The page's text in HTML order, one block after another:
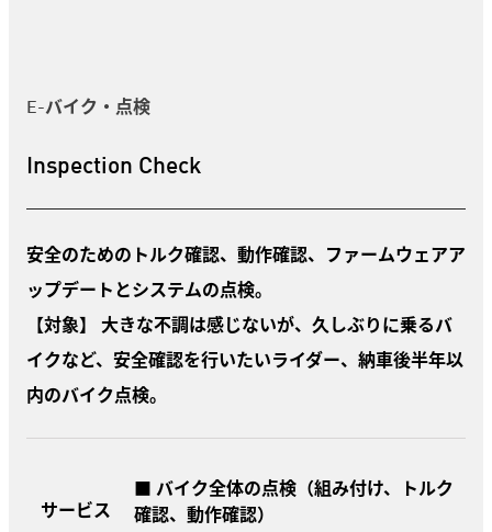
E-バイク・点検
Inspection Check
安全のためのトルク確認、動作確認、ファームウェアア
ップデートとシステムの点検。
【対象】 大きな不調は感じないが、久しぶりに乗るバ
イクなど、安全確認を行いたいライダー、納車後半年以
内のバイク点検。
サービス
■ バイク全体の点検（組み付け、トルク
確認、動作確認）